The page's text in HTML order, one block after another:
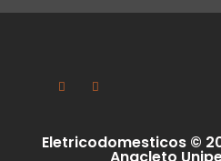
Eletricodomesticos ©
Anacleto